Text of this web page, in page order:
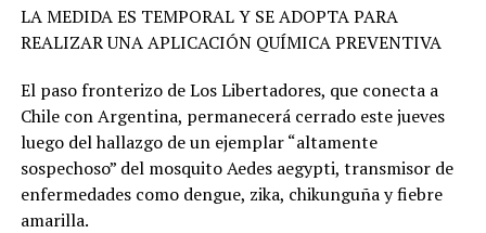
LA MEDIDA ES TEMPORAL Y SE ADOPTA PARA
REALIZAR UNA APLICACIÓN QUÍMICA PREVENTIVA
El paso fronterizo de Los Libertadores, que conecta a
Chile con Argentina, permanecerá cerrado este jueves
luego del hallazgo de un ejemplar “altamente
sospechoso” del mosquito Aedes aegypti, transmisor de
enfermedades como dengue, zika, chikunguña y fiebre
amarilla.